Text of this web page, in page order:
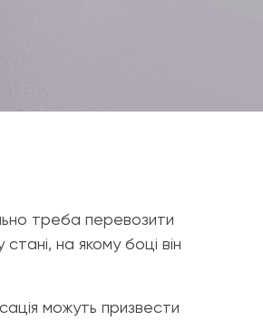
треба перевозити
на якому боці він
можуть призвести